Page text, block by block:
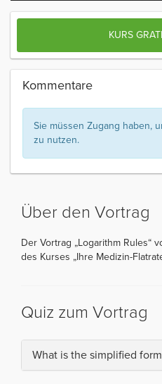
KURS
Kommentare
Sie müssen Zugang haben,
zu nutzen.
Über den Vortrag
Der Vortrag „Logarithm Rules“
des Kurses „Ihre Medizin-
Quiz zum Vortrag
What is the simplified form